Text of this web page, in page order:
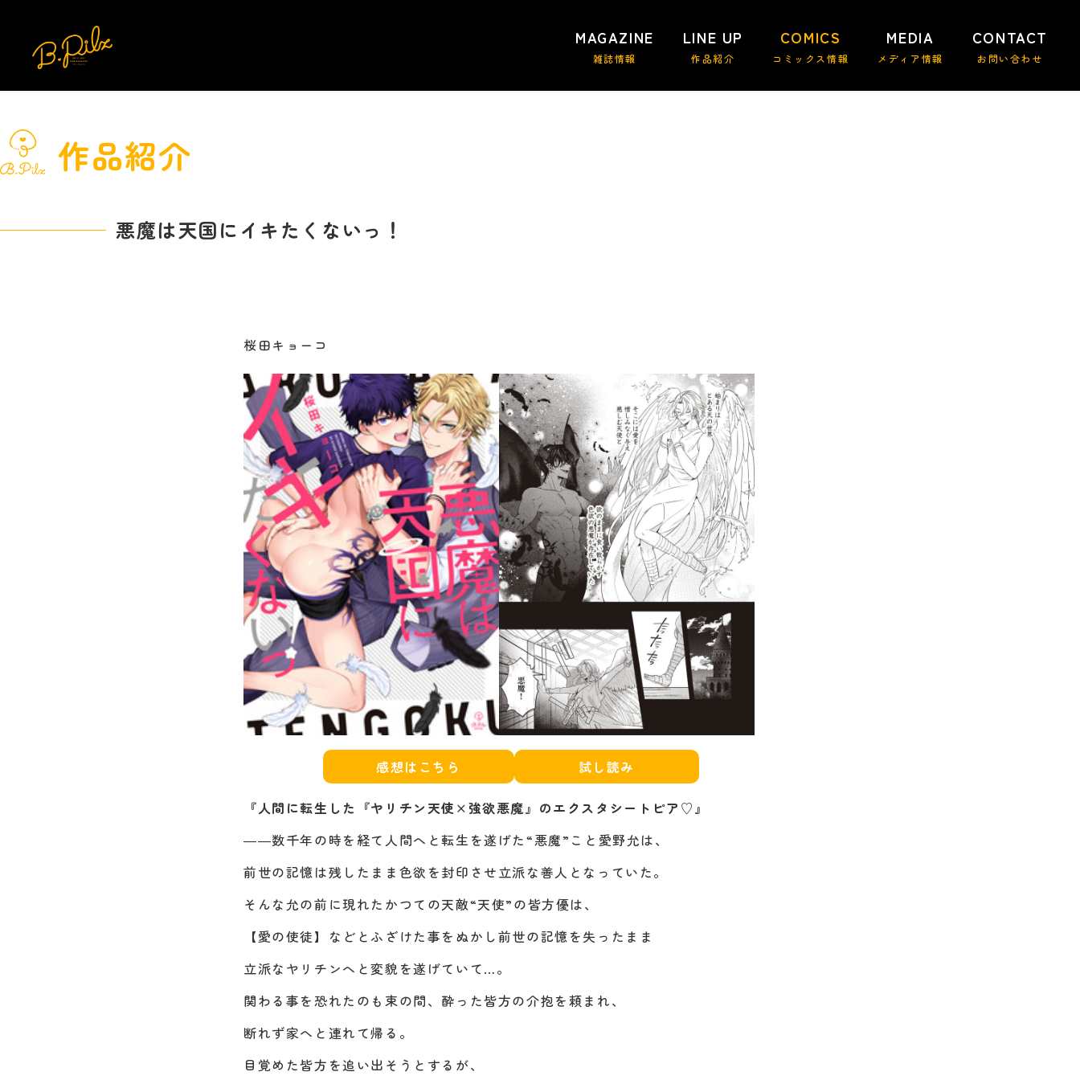
MAGAZINE
雑誌情報
LINE UP
作品紹介
COMICS
コミックス情報
MEDIA
メディア情報
CONTACT
お問い合わせ
作品紹介
悪魔は天国にイキたくないっ！
桜田キョーコ
感想はこちら 試し読み
『人間に転生した『ヤリチン天使×強欲悪魔』のエクスタシートピア♡』
――数千年の時を経て人間へと転生を遂げた“悪魔”こと愛野允は、
前世の記憶は残したまま色欲を封印させ立派な善人となっていた。
そんな允の前に現れたかつての天敵“天使”の皆方優は、
【愛の使徒】などとふざけた事をぬかし前世の記憶を失ったまま
立派なヤリチンへと変貌を遂げていて…。
関わる事を恐れたのも束の間、酔った皆方の介抱を頼まれ、
断れず家へと連れて帰る。
目覚めた皆方を追い出そうとするが、